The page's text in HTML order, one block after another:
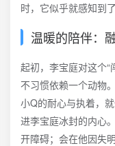
时，它似乎就感知到
温暖的陪伴：
起初，李宝庭对这个“
不习惯依赖一个动物
小Q的耐心与执着，
进李宝庭冰封的内心
开障碍；会在他因失